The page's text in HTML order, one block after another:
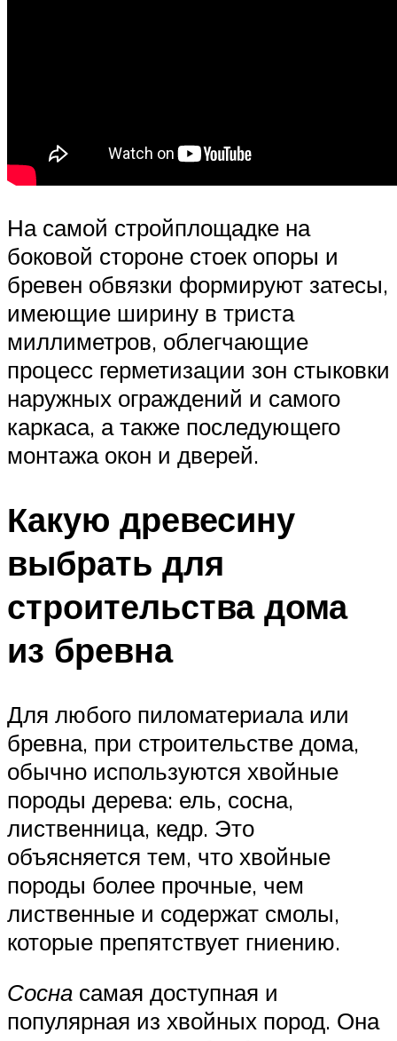
На самой стройплощадке на
боковой стороне стоек опоры и
бревен обвязки формируют затесы,
имеющие ширину в триста
миллиметров, облегчающие
процесс герметизации зон стыковки
наружных ограждений и самого
каркаса, а также последующего
монтажа окон и дверей.
Какую древесину
выбрать для
строительства дома
из бревна
Для любого пиломатериала или
бревна, при строительстве дома,
обычно используются хвойные
породы дерева: ель, сосна,
лиственница, кедр. Это
объясняется тем, что хвойные
породы более прочные, чем
лиственные и содержат смолы,
которые препятствует гниению.
Сосна самая доступная и
популярная из хвойных пород. Она